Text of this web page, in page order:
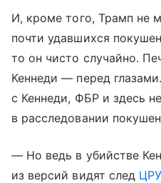
И, кроме того, Трамп не
почти удавшихся
то он чисто случайно.
Кеннеди — перед
с Кеннеди, ФБР и здесь
в расследовании
— Но ведь в убийстве
из версий видят след